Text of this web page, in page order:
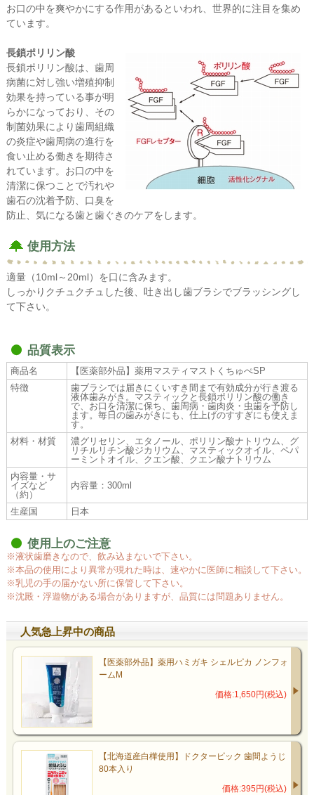
お口の中を爽やかにする作用があるといわれ、世界的に注目を集め
ています。
長鎖ポリリン酸
長鎖ポリリン酸は、歯周
病菌に対し強い増殖抑制
効果を持っている事が明
らかになっており、その
制菌効果により歯周組織
の炎症や歯周病の進行を
食い止める働きを期待さ
れています。お口の中を
清潔に保つことで汚れや
歯石の沈着予防、口臭を
防止、気になる歯と歯ぐきのケアをします。
使用方法
適量（10ml～20ml）を口に含みます。
しっかりクチュクチュした後、吐き出し歯ブラシでブラッシングし
て下さい。
品質表示
商品名
【医薬部外品】薬用マスティマストくちゅぺSP
特徴
歯ブラシでは届きにくいすき間まで有効成分が行き渡る
液体歯みがき。マスティックと長鎖ポリリン酸の働き
で、お口を清潔に保ち、歯周病・歯肉炎・虫歯を予防し
ます。毎日の歯みがきにも、仕上げのすすぎにも使えま
す。
材料・材質
濃グリセリン、エタノール、ポリリン酸ナトリウム、グ
リチルリチン酸ジカリウム、マスティックオイル、ペパ
ーミントオイル、クエン酸、クエン酸ナトリウム
内容量・サ
イズなど
（約）
内容量：300ml
生産国 日本
使用上のご注意
※液状歯磨きなので、飲み込まないで下さい。
※本品の使用により異常が現れた時は、速やかに医師に相談して下さい。
※乳児の手の届かない所に保管して下さい。
※沈殿・浮遊物がある場合がありますが、品質には問題ありません。
人気急上昇中の商品
【医薬部外品】薬用ハミガキ シェルピカ ノンフォ
ームM
価格:1,650円(税込)
【北海道産白樺使用】ドクターピック 歯間ようじ
80本入り
価格:395円(税込)